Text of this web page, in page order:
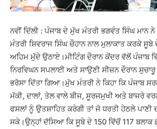
ਨਵੀਂ ਦਿੱਲੀ : ਪੰਜਾਬ ਦੇ ਮੁੱਖ ਮੰਤਰੀ ਭਗਵੰਤ ਸਿੰਘ ਮਾਨ ਨੇ
ਮੰਤਰੀ ਸ਼ਿਵਰਾਜ ਸਿੰਘ ਚੌਹਾਨ ਨਾਲ ਮੁਲਾਕਾਤ ਕਰਕੇ ਸੂਬੇ
ਅਹਿਮ ਮੁੱਦੇ ਉਠਾਏ।ਮੀਟਿੰਗ ਦੌਰਾਨ ਕੇਂਦਰ ਵੱਲੋਂ ਪੰਜਾਬ
ਨਿਰਵਿਘਨ ਸਪਲਾਈ ਅਤੇ ਸਾਉਣੀ ਸੀਜ਼ਨ ਦੌਰਾਨ ਸੁਚਾਰੂ
ਭਰੋਸਾ ਦਿੱਤਾ ਗਿਆ।ਮੁੱਖ ਮੰਤਰੀ ਨੇ ਕਿਹਾ ਕਿ ਪੰਜਾਬ
ਮੱਕੀ, ਦਾਲਾਂ, ਤੇਲ ਵਾਲੇ ਬੀਜ, ਸੂਰਜਮੁਖੀ ਅਤੇ ਬਾਜਰੇ
ਫਸਲਾਂ ਨੂੰ ਉਤਸ਼ਾਹਿਤ ਕਰੇਗੀ ਤਾਂ ਜੋ ਧਰਤੀ ਹੇਠਲੇ ਪਾਣੀ
ਸਕੇ।ਉਨ੍ਹਾਂ ਦੱਸਿਆ ਕਿ ਸੂਬੇ ਦੇ 150 ਵਿੱਚੋਂ 117 ਬਲਾਕ